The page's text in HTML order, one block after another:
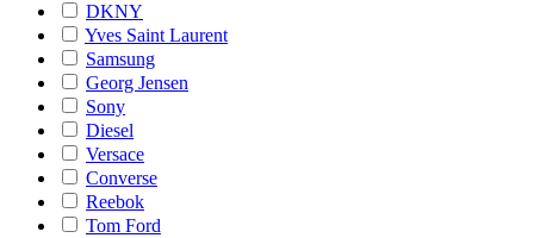
DKNY
Yves Saint Laurent
Samsung
Georg Jensen
Sony
Diesel
Versace
Converse
Reebok
Tom Ford